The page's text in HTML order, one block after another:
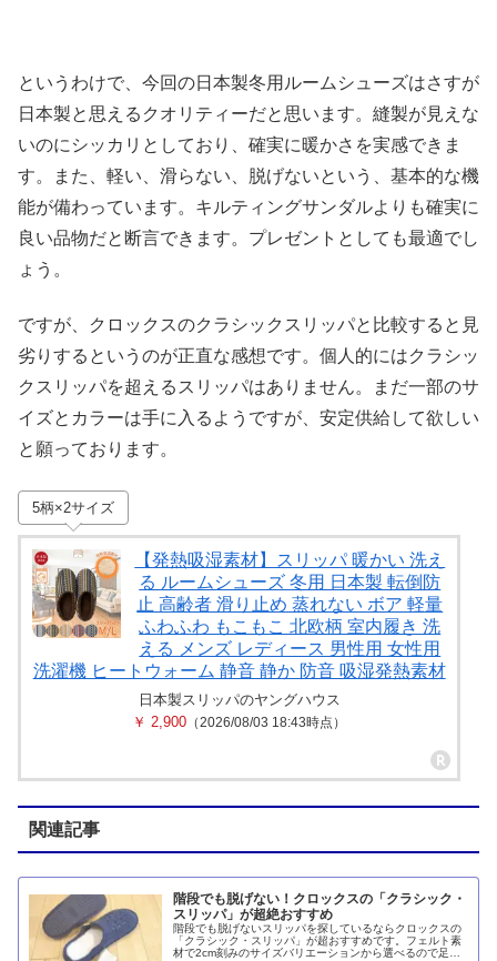
というわけで、今回の日本製冬用ルームシューズはさすが
日本製と思えるクオリティーだと思います。縫製が見えな
いのにシッカリとしており、確実に暖かさを実感できま
す。また、軽い、滑らない、脱げないという、基本的な機
能が備わっています。キルティングサンダルよりも確実に
良い品物だと断言できます。プレゼントとしても最適でし
ょう。
ですが、クロックスのクラシックスリッパと比較すると見
劣りするというのが正直な感想です。個人的にはクラシッ
クスリッパを超えるスリッパはありません。まだ一部のサ
イズとカラーは手に入るようですが、安定供給して欲しい
と願っております。
5柄×2サイズ
【発熱吸湿素材】スリッパ 暖かい 洗え
る ルームシューズ 冬用 日本製 転倒防
止 高齢者 滑り止め 蒸れない ボア 軽量
ふわふわ もこもこ 北欧柄 室内履き 洗
える メンズ レディース 男性用 女性用
洗濯機 ヒートウォーム 静音 静か 防音 吸湿発熱素材
日本製スリッパのヤングハウス
￥ 2,900 （2026/08/03 18:43時点）
関連記事
階段でも脱げない！クロックスの「クラシック・
スリッパ」が超絶おすすめ
階段でも脱げないスリッパを探しているならクロックスの
「クラシック・スリッパ」が超おすすめです。フェルト素
材で2cm刻みのサイズバリエーションから選べるので足に